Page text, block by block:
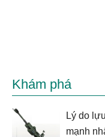
Khám phá
Lý do
mạnh